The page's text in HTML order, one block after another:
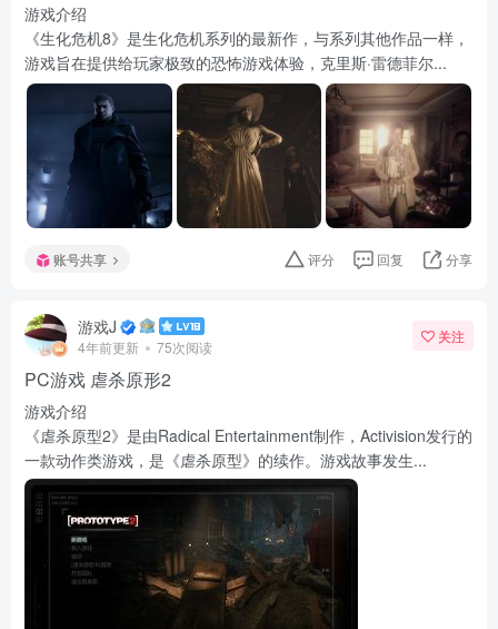
游戏介绍
《生化危机8》是生化危机系列的最新作，与系列其他作品一样，
游戏旨在提供给玩家极致的恐怖游戏体验，克里斯·雷德菲尔...
账号共享 评分 回复 分享
游戏J
4年前更新 75次阅读
关注
PC游戏 虐杀原形2
游戏介绍
《虐杀原型2》是由Radical Entertainment制作，Activision发行的
一款动作类游戏，是《虐杀原型》的续作。游戏故事发生...